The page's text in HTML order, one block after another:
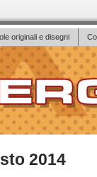
originali e disegni
2014